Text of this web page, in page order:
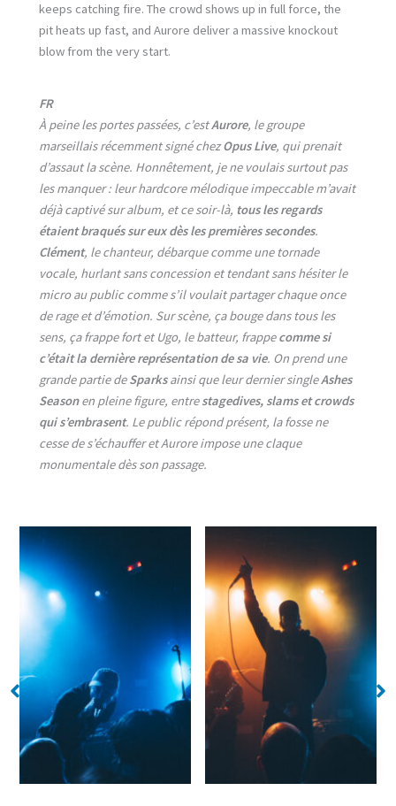
keeps catching fire. The crowd shows up in full force, the
pit heats up fast, and Aurore deliver a massive knockout
blow from the very start.
FR
À peine les portes passées, c’estAurore, le groupe
marseillais récemment signé chezOpus Live, qui prenait
d’assaut la scène. Honnêtement, je ne voulais surtout pas
les manquer : leur hardcore mélodique impeccable m’avait
déjà captivé sur album, et ce soir-là, tous les regards
étaient braqués sur eux dès les premières secondes.
Clément, le chanteur, débarque comme une tornade
vocale, hurlant sans concession et tendant sans hésiter le
micro au public comme s’il voulait partager chaque once
de rage et d’émotion. Sur scène, ça bouge dans tous les
sens, ça frappe fort et Ugo, le batteur, frappecomme si
c’était la dernière représentation de sa vie. On prend une
grande partie deSparksainsi que leur dernier singleAshes
Seasonen pleine figure, entrestagedives, slams et crowds
qui s’embrasent. Le public répond présent, la fosse ne
cesse de s’échauffer et Aurore impose une claque
monumentale dès son passage.
No Caption